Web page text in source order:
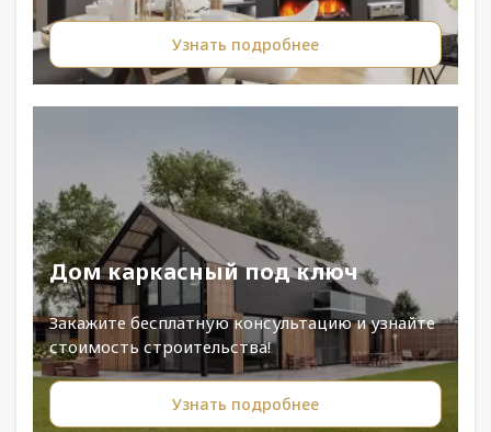
Узнать подробнее
Дом каркасный под ключ
Закажите бесплатную консультацию и узнайте
стоимость строительства!
Узнать подробнее